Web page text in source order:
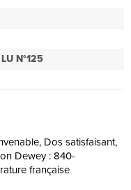
N°125
Dos satisfaisant,
Dewey : 840-
française